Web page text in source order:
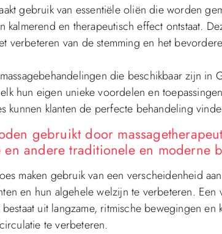
gebruik van essentiële oliën die worden
kalmerend en therapeutisch effect ontstaat.
verbeteren van de stemming en het
die beschikbaar zijn in
hun eigen unieke voordelen en
kunnen klanten de perfecte behandeling
gebruikt door
en andere traditionele en moderne
maken gebruik van een verscheidenheid
en hun algehele welzijn te verbeteren. Een
uit langzame, ritmische bewegingen
te verbeteren.